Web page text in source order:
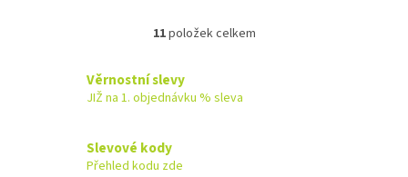
O
á
11položek celkem
Věrnostní slevy
JIŽ na 1. objednávku % sleva
Slevové kody
Přehled kodu zde